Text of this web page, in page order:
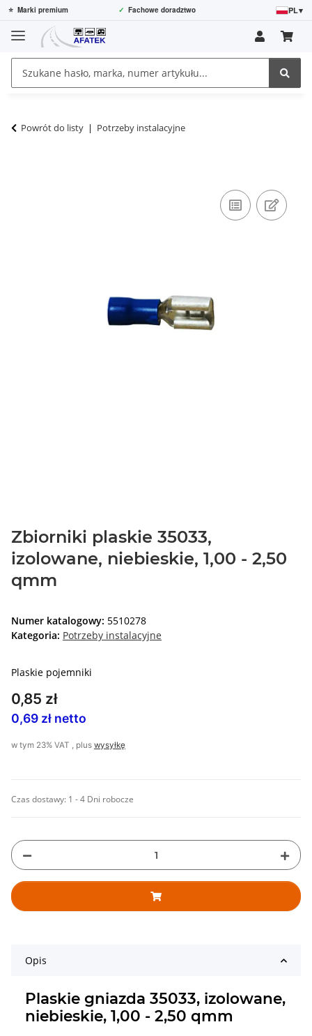
⭐ Marki premium ✓ Fachowe doradztwo PL▾
Powrót do listy Potrzeby instalacyjne
Zbiorniki plaskie 35033,
izolowane, niebieskie, 1,00 - 2,50
qmm
Numer katalogowy: 5510278
Kategoria: Potrzeby instalacyjne
Plaskie pojemniki
0,85 zł
0,69 zł netto
w tym 23% VAT , plus wysyłkę
Czas dostawy: 1 - 4 Dni robocze
Opis
Plaskie gniazda 35033, izolowane,
niebieskie, 1,00 - 2,50 qmm